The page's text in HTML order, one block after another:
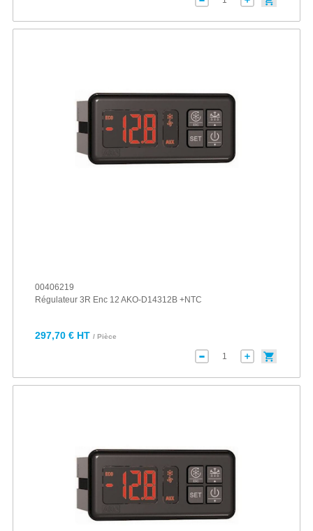
00406219
Régulateur 3R Enc 12 AKO-D14312B +NTC
297,70 € HT / Pièce